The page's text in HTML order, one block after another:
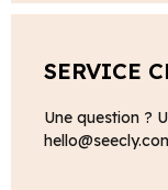
SERVICE
Une question ?